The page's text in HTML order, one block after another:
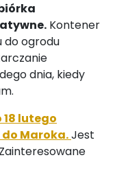
Kontener
do ogrodu
dnia, kiedy
18 lutego
Maroka.Jest